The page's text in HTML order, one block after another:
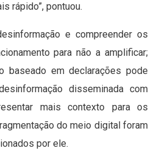
rápido”, pontuou.
e compreender os
para não a amplificar;
baseado em declarações pode
disseminada com
mais contexto para os
do meio digital foram
por ele.